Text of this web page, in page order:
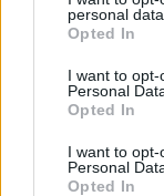
grant or deny
use your data for
consent section.
personal data.
Opted In
I want to
Personal
Opted In
I want to
Personal
Opted In
01.03.17
Κάνει…